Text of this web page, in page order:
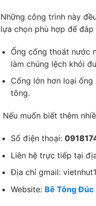
Những công trình này
lựa chọn phù hợp để
Ống cống thoát nước
làm chúng lệch khỏi
Cống lớn hơn loại
tông.
Nếu muốn biết thêm
Số điện thoại:
Liên hệ trực tiếp tại
Địa chỉ gmail:
Website: Bê Tông Đúc